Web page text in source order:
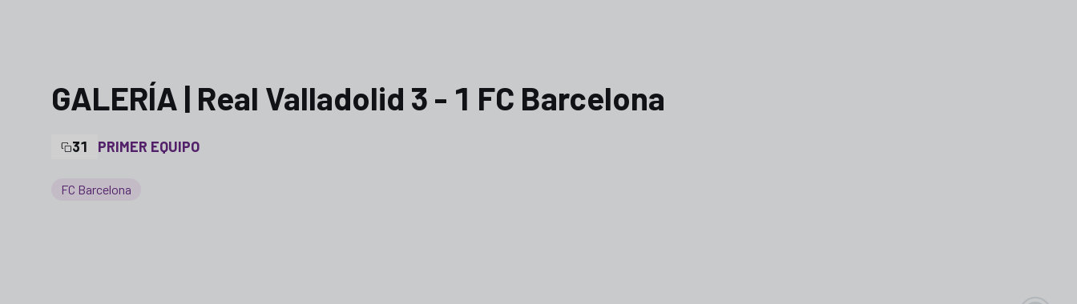
GALERÍA | Real Valladolid 3 - 1 FC Barcelona
31 PRIMER EQUIPO
FC Barcelona